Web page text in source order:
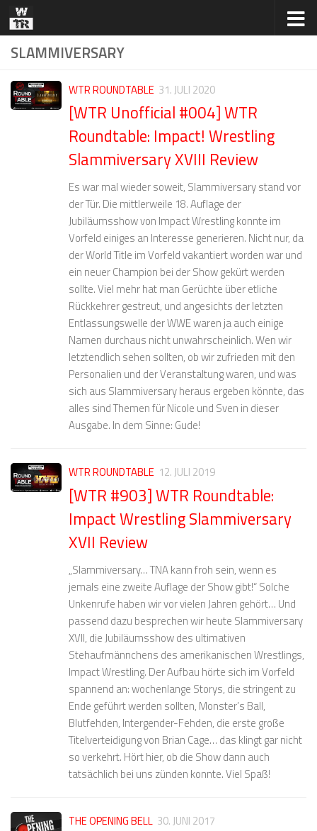
Zum Inhalt springen
SLAMMIVERSARY
WTR ROUNDTABLE 31. JULI 2020
[WTR Unofficial #004] WTR
Roundtable: Impact! Wrestling
Slammiversary XVIII Review
Es war mal wieder soweit, Slammiversary stand vor
der Tür. Die mittlerweile 18. Auflage der
Jubiläumsshow von Impact Wrestling konnte im
Vorfeld einiges an Interesse generieren. Nicht nur, da
der World Title im Vorfeld vakantiert worden war und
ein neuer Champion bei der Show gekürt werden
sollte. Viel mehr hat man Gerüchte über etliche
Rückkehrer gestreut, und angesichts der letzten
Entlassungswelle der WWE waren ja auch einige
Namen durchaus nicht unwahrscheinlich. Wen wir
letztendlich sehen sollten, ob wir zufrieden mit den
Personalien und der Veranstaltung waren, und was
sich aus Slammiversary heraus ergeben könnte, das
alles sind Themen für Nicole und Sven in dieser
Ausgabe. In dem Sinne: Gude!
WTR ROUNDTABLE 12. JULI 2019
[WTR #903] WTR Roundtable:
Impact Wrestling Slammiversary
XVII Review
„Slammiversary… TNA kann froh sein, wenn es
jemals eine zweite Auflage der Show gibt!“ Solche
Unkenrufe haben wir vor vielen Jahren gehört… Und
passend dazu besprechen wir heute Slammiversary
XVII, die Jubiläumsshow des ultimativen
Stehaufmännchens des amerikanischen Wrestlings,
Impact Wrestling. Der Aufbau hörte sich im Vorfeld
spannend an: wochenlange Storys, die stringent zu
Ende geführt werden sollten, Monster’s Ball,
Blutfehden, Intergender-Fehden, die erste große
Titelverteidigung von Brian Cage… das klingt gar nicht
so verkehrt. Hört hier, ob die Show dann auch
tatsächlich bei uns zünden konnte. Viel Spaß!
THE OPENING BELL 30. JUNI 2017